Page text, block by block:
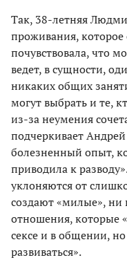
Так, 38-летняя
проживания,
почувствовала, что
ведет, в сущности,
никаких общих
могут выбрать и те,
из-за неумения
подчеркивает
болезненный опыт,
приводила к
уклоняются от
создают «милые»,
отношения, которые
сексе и в общении,
развиваться».